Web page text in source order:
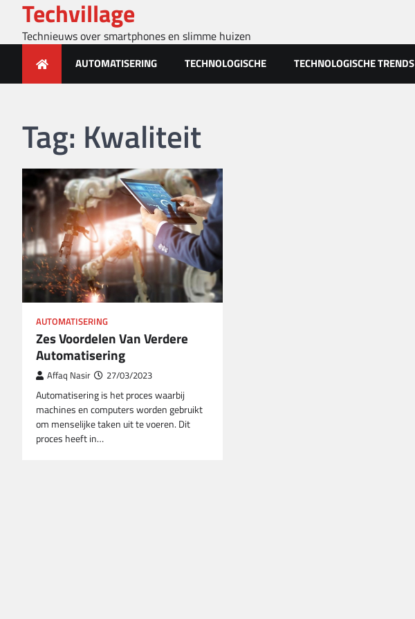
content
Techvillage
Technieuws over smartphones en slimme huizen
AUTOMATISERING TECHNOLOGISCHE TECHNOLOGISCHE TRENDS
Tag: Kwaliteit
AUTOMATISERING
Zes Voordelen Van Verdere
Automatisering
Affaq Nasir 27/03/2023
Automatisering is het proces waarbij
machines en computers worden gebruikt
om menselijke taken uit te voeren. Dit
proces heeft in…